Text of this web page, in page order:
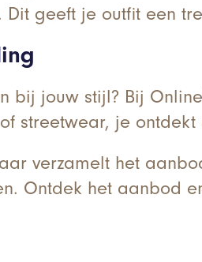
geeft je outfit een
bij jouw stijl? Bij
streetwear, je
verzamelt het
Ontdek het aanbod